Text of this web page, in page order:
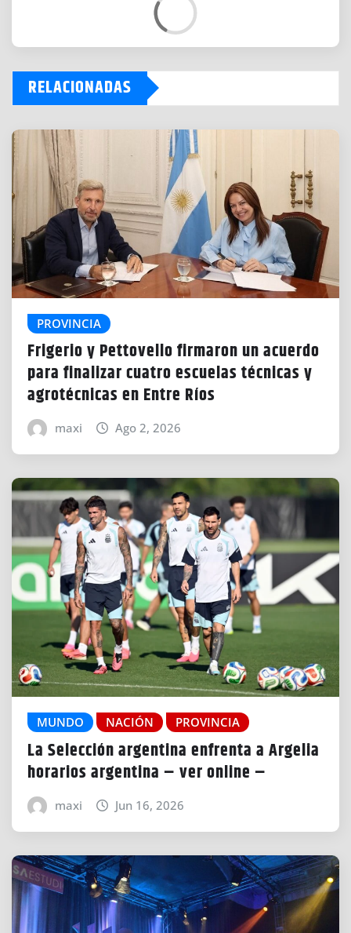
a
i
n
g
RELACIONADAS
PROVINCIA
Frigerio y Pettovello firmaron un acuerdo
para finalizar cuatro escuelas técnicas y
agrotécnicas en Entre Ríos
maxi Ago 2, 2026
MUNDO NACIÓN PROVINCIA
La Selección argentina enfrenta a Argelia
horarios argentina – ver online –
maxi Jun 16, 2026